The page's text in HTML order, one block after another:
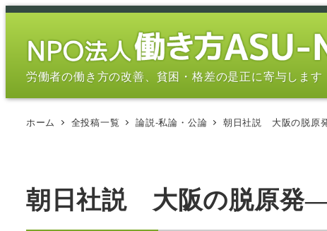
メ
労働者の働き方の改善、貧困・格差の是正に寄与します
ホーム 全投稿一覧 論説-私論・公論 朝日社説 大阪の脱原
朝日社説 大阪の脱原発